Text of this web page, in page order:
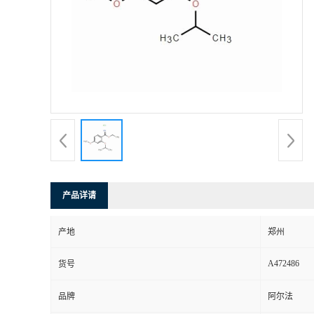
产品详请
产地 郑州
货号 A472486
品牌 阿尔法